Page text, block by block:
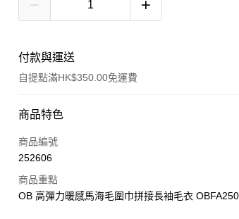
付款與運送
自提點滿HK$350.00免運費
付款方式
信用卡
AlipayHK
商品特色
商品編號
252606
商品重點
OB 高彈力暖感馬海毛圍巾拼接長袖毛衣